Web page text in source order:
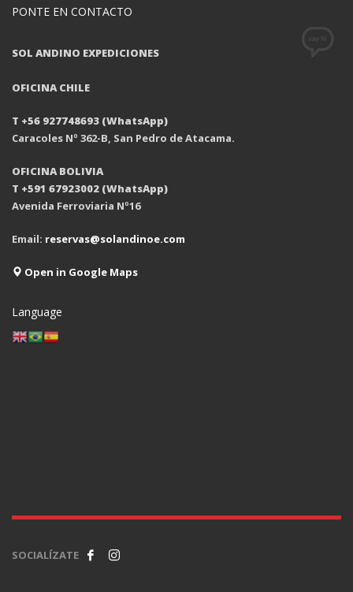
PONTE EN CONTACTO
SOL ANDINO EXPEDICIONES
OFICINA CHILE
T +56 927748693 (WhatsApp)
Caracoles Nº 362-B, San Pedro de Atacama.
OFICINA BOLIVIA
T +591 67923002 (WhatsApp)
Avenida Ferroviaria Nº16
Email: reservas@solandinoe.com
Open in Google Maps
Language
SOCIALÍZATE